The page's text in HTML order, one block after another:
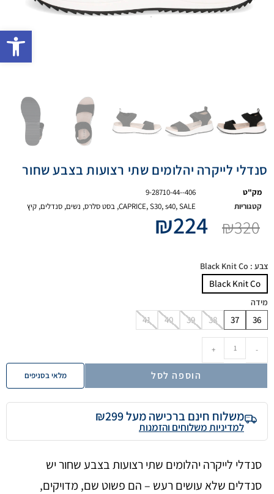
סנדלי לייקרה יהלומים שתי רצועות בצבע שחור
מק"ט
9-28710-44--406
קטגוריות
CAPRICE,S30,s40,SALE
, בסט סלרס, נשים, סנדלים, קיץ
₪320
₪224
צבע : Black Knit Co
Black Knit Co
מידה
36
37
38
39
40
41
-
+
הוספה לסל מלאי בסניפים
משלוח חינם ברכישה מעל ₪299
למדיניות משלוחים והזמנות
סנדלי לייקרה יהלומים שתי רצועות בצבע שחור יש
סנדלים שלא עושים רעש – הם פשוט שם, מדויקים,